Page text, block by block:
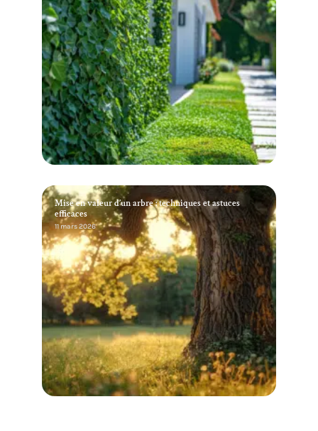
Mise en valeur d’un arbre : techniques et astuces
efficaces
11 mars 2026